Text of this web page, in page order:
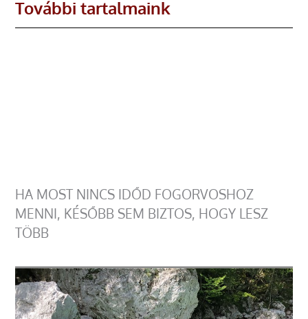
További tartalmaink
HA MOST NINCS IDŐD FOGORVOSHOZ
MENNI, KÉSŐBB SEM BIZTOS, HOGY LESZ
TÖBB